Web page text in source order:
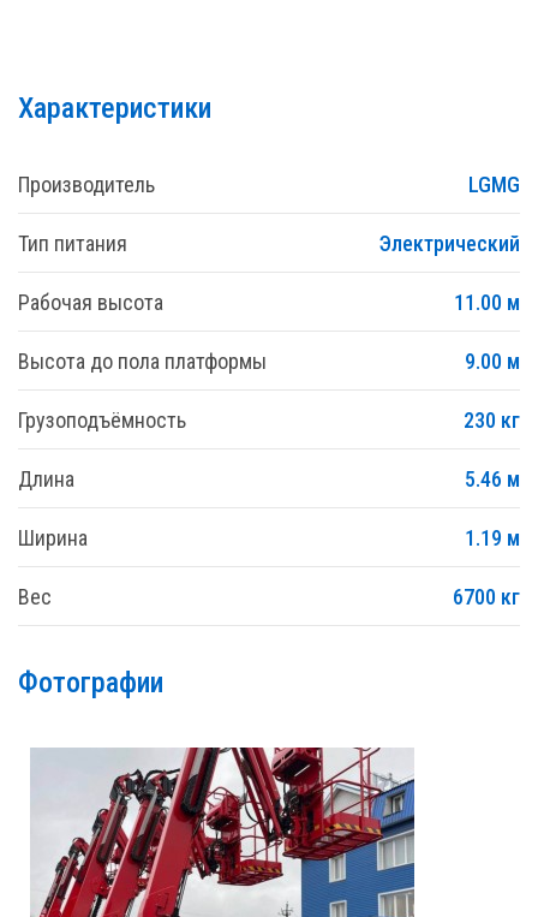
Характеристики
Производитель LGMG
Тип питания Электрический
Рабочая высота 11.00 м
Высота до пола платформы 9.00 м
Грузоподъёмность 230 кг
Длина 5.46 м
Ширина 1.19 м
Вес 6700 кг
Фотографии